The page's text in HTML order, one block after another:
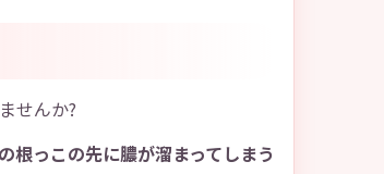
せんか?
根っこの先に膿が溜まってしまう